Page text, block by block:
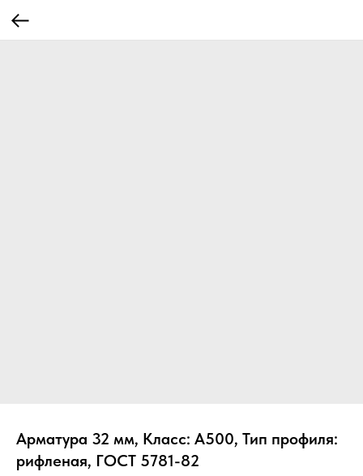
Арматура 32 мм, Класс: А500, Тип профиля:
рифленая, ГОСТ 5781-82